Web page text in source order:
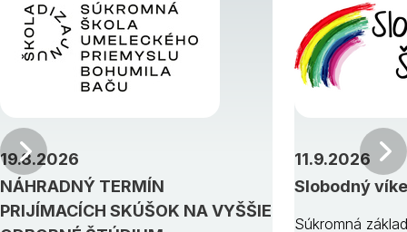
NÁHRADNÝ TERMÍN
PRIJÍMACÍCH SKÚŠOK NA VYŠŠIE
19.8.2026
Slobodný
11.9.2026
Súkromná
Predchádzajúci